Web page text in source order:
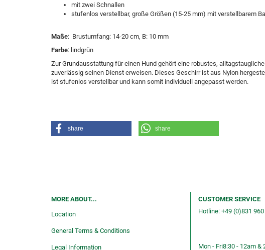
mit zwei Schnallen
stufenlos verstellbar, große Größen (15-25 mm) mit verstellbarem
Maße: Brustumfang: 14-20 cm, B: 10 mm
Farbe: lindgrün
Zur Grundausstattung für einen Hund gehört eine robustes,
zuverlässig seinen Dienst erweisen. Dieses Geschirr ist aus Nylon
ist stufenlos verstellbar und kann somit individuell angepasst werden.
share share
MORE ABOUT...
Location
General Terms & Conditions
Legal Information
CUSTOMER SERVICE
Hotline: +49 (0)831
Mon - Fri8:30 - 12am &